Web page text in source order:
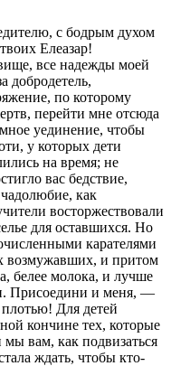
с бодрым духом
Елеазар!
все надежды моей
добродетель,
по которому
перейти мне отсюда
уединение, чтобы
у которых дети
на время; не
вас бедствие,
как
восторжествовали
для оставшихся. Но
карателями
возмужавших, и притом
белее молока, и лучше
Присоедини и меня, —
плотью! Для детей
кончине тех, которые
вам, как подвизаться
ждать, чтобы кто-